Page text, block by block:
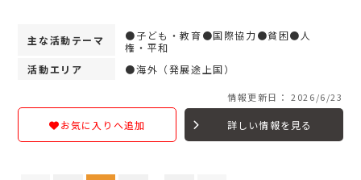
主な活動テーマ
●子ども・教育●国際協力●貧困●人
権・平和
活動エリア
●海外（発展途上国）
情報更新日： 2026/6/23
お気に入りへ追加 詳しい情報を見る